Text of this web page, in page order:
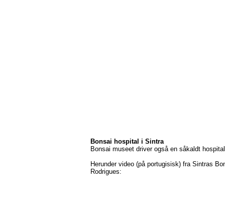
Bonsai hospital i Sintra
Bonsai museet driver også en såkaldt
Herunder video (på portugisisk) fra Sintras
Rodrigues: